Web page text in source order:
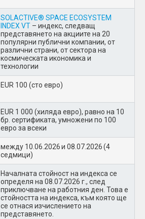
SOLACTIVE® SPACE ECOSYSTEM
INDEX VT – индекс, следващ
представянето на акциите на 20
популярни публични компании, от
различни страни, от сектора на
космическата икономика и
технологии
EUR 100 (сто евро)
EUR 1 000 (хиляда евро), равно на 10
бр. сертификата, умножени по 100
евро за всеки
между 10.06.2026 и 08.07.2026 (4
седмици)
Началната стойност на индекса се
определя на 08.07.2026 г., след
приключване на работния ден. Това е
стойността на индекса, към която ще
се отнася изчислението на
представянето.